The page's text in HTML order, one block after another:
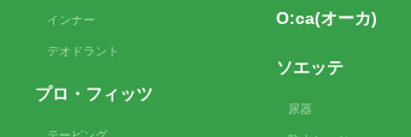
インナー
デオドラント
プロ・フィッツ
O:ca(オーカ)
ソエッテ
尿器